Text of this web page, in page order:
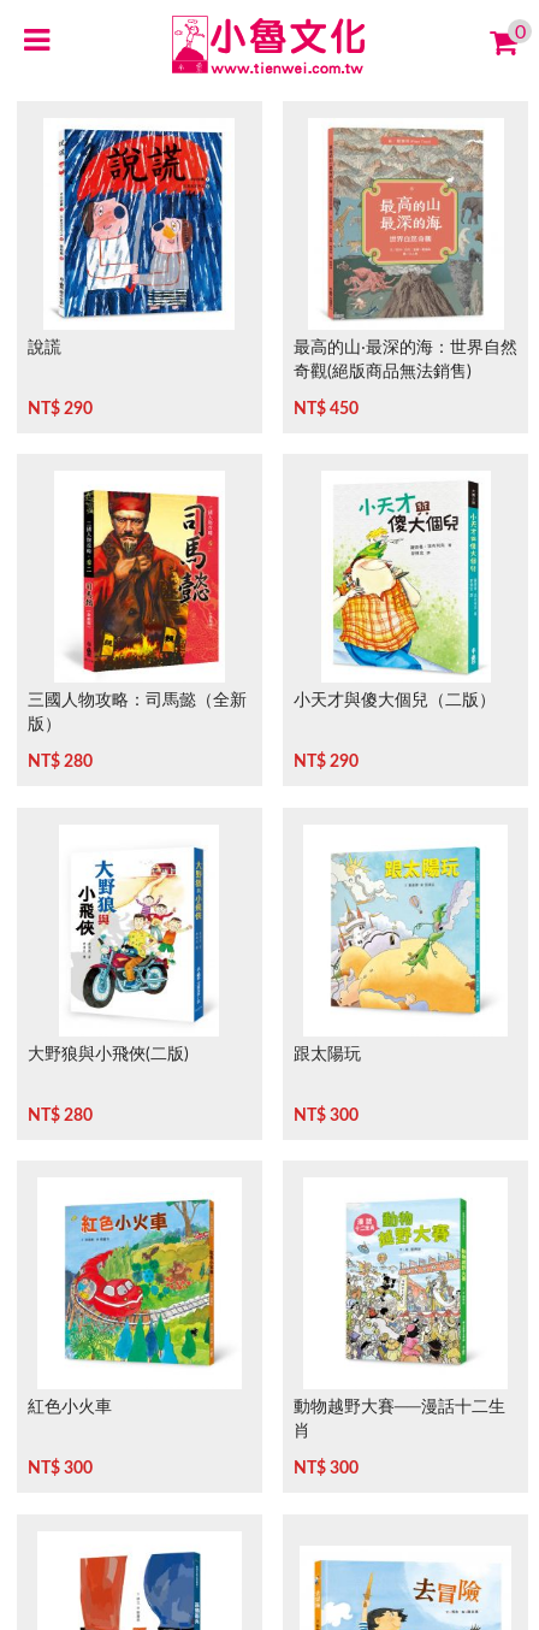
0
說謊
NT$ 290
最高的山‧最深的海：世界自然
奇觀(絕版商品無法銷售)
NT$ 450
三國人物攻略：司馬懿（全新
版）
NT$ 280
小天才與傻大個兒（二版）
NT$ 290
大野狼與小飛俠(二版)
NT$ 280
跟太陽玩
NT$ 300
紅色小火車
NT$ 300
動物越野大賽──漫話十二生
肖
NT$ 300